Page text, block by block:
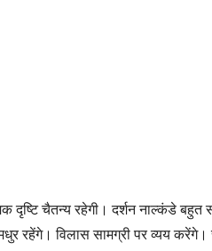
दृष्टि चैतन्य रहेगी। दर्शन नाल्कंडे
रहेंगे। विलास सामग्री पर व्यय